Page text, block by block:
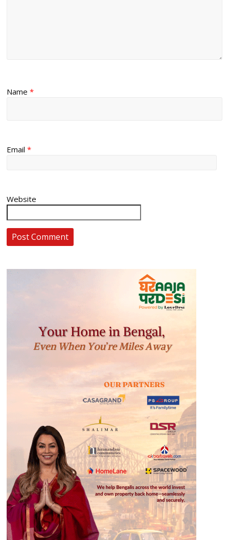
Name*
Email*
Website